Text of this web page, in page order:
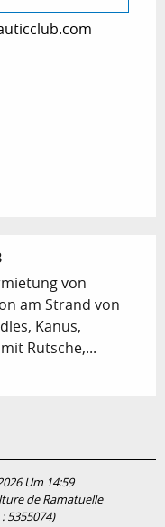
von
am Strand von
Kanus,
Rutsche,...
Um 14:59
de Ramatuelle
5355074)